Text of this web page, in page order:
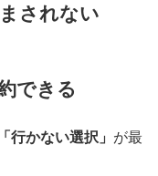
されない
できる
「行かない選択」 が最